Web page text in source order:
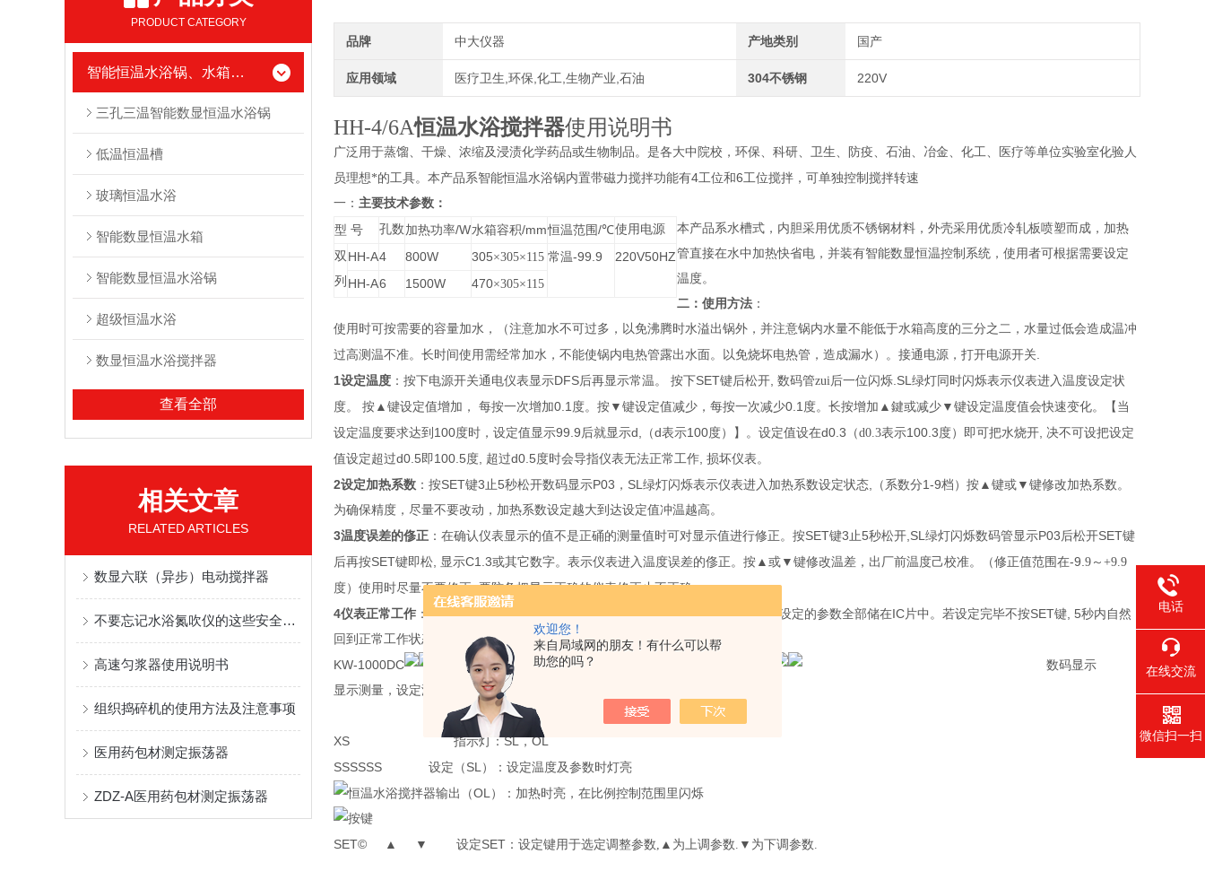
欢迎您！
来自局域网的朋友！有什么可以帮
助您的吗？
PRODUCT CATEGORY
智能恒温水浴锅、水箱系列
三孔三温智能数显恒温水浴锅
低温恒温槽
玻璃恒温水浴
智能数显恒温水箱
智能数显恒温水浴锅
超级恒温水浴
数显恒温水浴搅拌器
查看全部
相关文章
RELATED ARTICLES
数显六联（异步）电动搅拌器
不要忘记水浴氮吹仪的这些安全要求
高速匀浆器使用说明书
组织捣碎机的使用方法及注意事项
医用药包材测定振荡器
ZDZ-A医用药包材测定振荡器
品牌 中大仪器 产地类别 国产
应用领域 医疗卫生,环保,化工,生物产业,石油 304不锈钢 220V
HH-4/6A恒温水浴搅拌器使用说明书
广泛用于蒸馏、干燥、浓缩及浸渍化学药品或生物制品。是各大中院校，环保、科研、卫生、防疫、石油、冶金、化工、医疗等单位实验室化验人
员理想*的工具。本产品系智能恒温水浴锅内置带磁力搅拌功能有4工位和6工位搅拌，可单独控制搅拌转速
一： 主要技术参数：
型 号 孔数 加热功率/W水箱容积/mm恒温范围 /℃使用电源
双
列
HH-A4 800W 305×305×115 常温-99.9
220V50HZ
HH-A6 1500W 470×305×115
本产品系水槽式，内胆采用优质不锈钢材料，外壳采用优质冷轧板喷塑而成，加热
管直接在水中加热快省电，并装有智能数显恒温控制系统，使用者可根据需要设定
温度。
二：使用方法 ：
使用时可按需要的容量加水，（注意加水不可过多，以免沸腾时水溢出锅外，并注意锅内水量不能低于水箱高度的三分之二，水量过低会造成温冲
过高测温不准。长时间使用需经常加水，不能使锅内电热管露出水面。以免烧坏电热管，造成漏水）。接通电源，打开电源开关
1设定温度 ：按下电源开关通电仪表显示DFS后再显示常温。 按下SET键后松开 数码管zui后一位闪烁 .SL 绿灯同时闪烁表示仪表进入温度设定状
度。
按 ▲ 键设定值增加， 每按一次增加0.1 度。按 ▼ 键设定值减少，每按一次减少0.1 度。长按增加 ▲ 鍵或减少 ▼ 键设定温度值会快速变化。【当
设定温度要求达到 100度时，设定值显示99.9后就显示d, （d表示100度）】。设定值设在d0.3 （d0.3表示100.3度）即可把水烧开 决不可设把设定
值设定超过d0.5即100.5度 超过d0.5度时会导指仪表无法正常工作 损坏仪表。
2设定加热系数 ：按SET键3止5秒松开数码显示P03 ， SL 绿灯闪烁表示仪表进入加热系数设定状态 （ 系数分1-9档）按▲键或 ▼ 键修改加热系数。
为确保精度，尽量不要改动，加热系数设定越大到达设定值冲温越高。
3温度误差的俢正 ：在确认仪表显示的值不是正硧的测量值时可对显示值进行修正。按SET键3止5秒松开 ,SL 绿灯闪烁数码管显示P03后松开SET键
后再按SET键即松 显示C1.3或其它数字。表示仪表进入温度误差的俢正。按 ▲ 或 ▼ 键修改温差，出厂前温度己校准。（修正值范围在-9. 9 ～+9.9
度）使用时尽量不要修正,要防备把显示正确的仪表修正止不正确。
4仪表正常工作 ：设定完毕按SET键,仪表SL绿灯灭,OL红灯亮回到正常工作状态,设定的参数全部储在IC片中。若设定完毕不按SET键 , 5秒内自然
回到正常工作状态。
KW-1000DC
数码显示
显示测量，设定温度及参数
XS指示灯：SL，OL
SSSSSS 设定（ SL ）：设定温度及参数时灯亮
输出（OL ）：加热时亮，在比例控制范围里闪烁
按键
SET© ▲ ▼ 设定SET ： 设定键用于选定调整参数,▲为上调参数.▼为下调参数.
电话
在线交流
微信扫一扫